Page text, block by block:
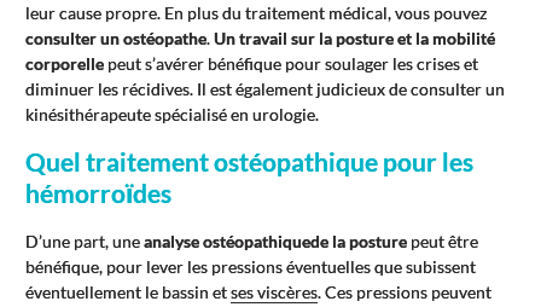
leur cause propre. En plus du traitement médical, vous pouvez
consulter un ostéopathe.Un travail sur la posture et la mobilité
corporelle peut s’avérer bénéfique pour soulager les crises et
diminuer les récidives. Il est également judicieux de consulter un
kinésithérapeute spécialisé en urologie.
Quel traitement ostéopathique pour les
hémorroïdes
D’une part, uneanalyse ostéopathiquede la posture peut être
bénéfique, pour lever les pressions éventuelles que subissent
éventuellement le bassin etses viscères. Ces pressions peuvent